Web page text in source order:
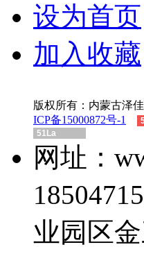
设为首页
加入收藏
版权所有：内蒙古泽
ICP备15000872号-1
51La
网址：
业园区